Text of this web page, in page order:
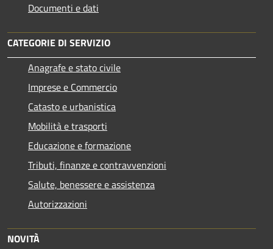
Documenti e dati
CATEGORIE DI SERVIZIO
Anagrafe e stato civile
Imprese e Commercio
Catasto e urbanistica
Mobilità e trasporti
Educazione e formazione
Tributi, finanze e contravvenzioni
Salute, benessere e assistenza
Autorizzazioni
NOVITÀ